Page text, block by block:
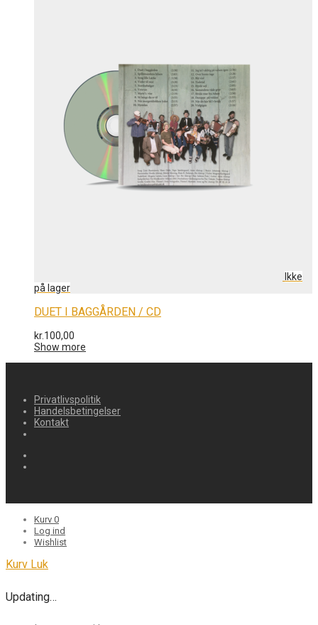
DUET I BAGGÅRDEN / CD
kr.100,00
Show more
Privatlivspolitik
Handelsbetingelser
Kontakt
Kurv 0
Log ind
Wishlist
Kurv Luk
Updating…